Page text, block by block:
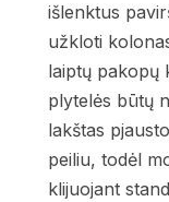
išlenktus
užkloti
laiptų pakopų
plytelės būtų
lakštas
peiliu, todėl
klijuojant